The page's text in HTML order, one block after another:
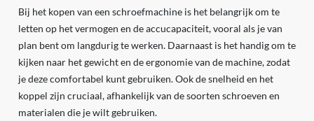
Bij het kopen van een schroefmachine is het belangrijk om te
letten op het vermogen en de accucapaciteit, vooral als je van
plan bent om langdurig te werken. Daarnaast is het handig om te
kijken naar het gewicht en de ergonomie van de machine, zodat
je deze comfortabel kunt gebruiken. Ook de snelheid en het
koppel zijn cruciaal, afhankelijk van de soorten schroeven en
materialen die je wilt gebruiken.